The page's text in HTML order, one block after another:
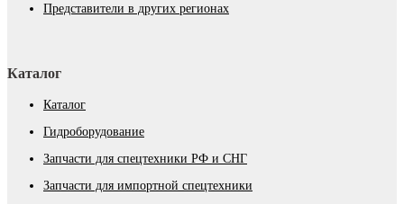
Представители в других регионах
Каталог
Каталог
Гидроборудование
Запчасти для спецтехники РФ и СНГ
Запчасти для импортной спецтехники